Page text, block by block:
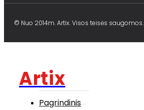
© Nuo 2014m. Artix. Visos teisės saugomos.
Artix
Pagrindinis